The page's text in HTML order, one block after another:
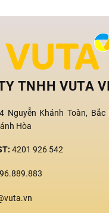
TNHH VUTA
Nguyễn Khánh Toàn, Bắc
Hòa
4201 926 542